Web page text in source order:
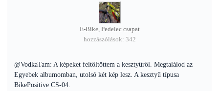
E-Bike, Pedelec csapat
hozzászólások: 342
@VodkaTam: A képeket feltöltöttem a kesztyűről. Megtalálod az
Egyebek albumomban, utolsó két kép lesz. A kesztyű típusa
BikePositive CS-04.